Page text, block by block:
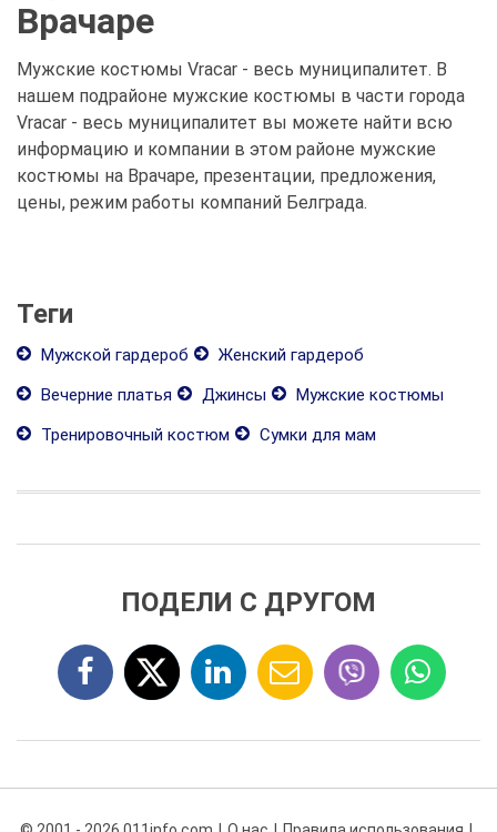
Врачаре
Мужские костюмы Vracar - весь муниципалитет. В
нашем подрайоне мужские костюмы в части города
Vracar - весь муниципалитет вы можете найти всю
информацию и компании в этом районе мужские
костюмы на Врачаре, презентации, предложения,
цены, режим работы компаний Белграда.
Теги
Мужской гардероб
Женский гардероб
Вечерние платья
Джинсы
Мужские костюмы
Тренировочный костюм
Сумки для мам
ПОДЕЛИ С ДРУГОМ